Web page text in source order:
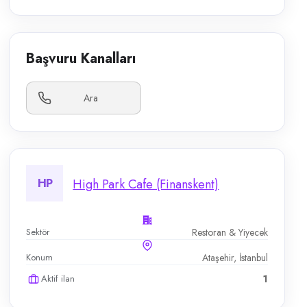
Başvuru Kanalları
Ara
HP High Park Cafe (Finanskent)
Sektör Restoran & Yiyecek
Konum Ataşehir, İstanbul
Aktif ilan 1